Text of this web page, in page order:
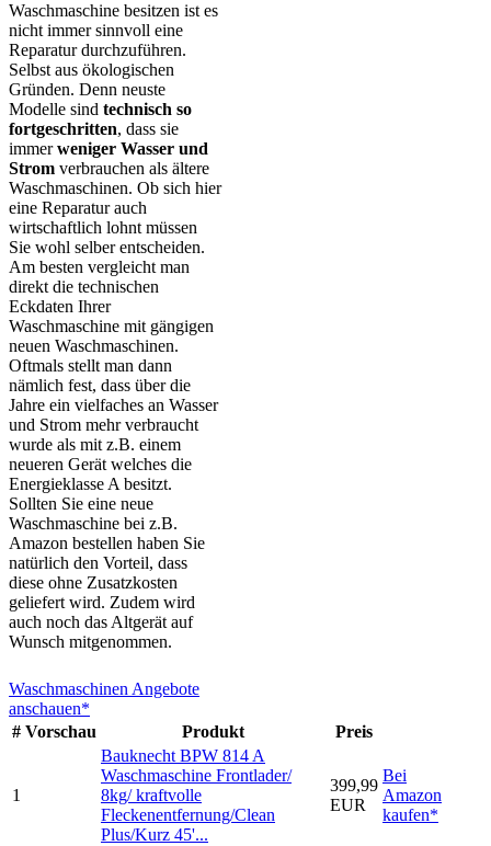
Waschmaschine besitzen ist es
nicht immer sinnvoll eine
Reparatur durchzuführen.
Selbst aus ökologischen
Gründen. Denn neuste
Modelle sind technisch so
fortgeschritten, dass sie
immerweniger Wasser und
Strom verbrauchen als ältere
Waschmaschinen. Ob sich hier
eine Reparatur auch
wirtschaftlich lohnt müssen
Sie wohl selber entscheiden.
Am besten vergleicht man
direkt die technischen
Eckdaten Ihrer
Waschmaschine mit gängigen
neuen Waschmaschinen.
Oftmals stellt man dann
nämlich fest, dass über die
Jahre ein vielfaches an Wasser
und Strom mehr verbraucht
wurde als mit z.B. einem
neueren Gerät welches die
Energieklasse A besitzt.
Sollten Sie eine neue
Waschmaschine bei z.B.
Amazon bestellen haben Sie
natürlich den Vorteil, dass
diese ohne Zusatzkosten
geliefert wird. Zudem wird
auch noch das Altgerät auf
Wunsch mitgenommen.
Waschmaschinen Angebote
anschauen*
# Vorschau Produkt Preis
1
Bauknecht BPW 814 A
Waschmaschine Frontlader/
8kg/ kraftvolle
Fleckenentfernung/Clean
Plus/Kurz 45'...
399,99
EUR
Bei
Amazon
kaufen*